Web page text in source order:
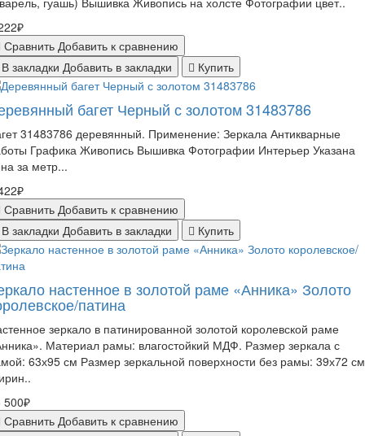
Сравнить Добавить к сравнению
закладки Добавить в закладки Купить
багет Черный с золотом 31483786
31483786 деревянный. Применение: Зеркала Антикварные
Графика Живопись Вышивка Фотографии Интерьер Указана
за метр...
Сравнить Добавить к сравнению
закладки Добавить в закладки Купить
настенное в золотой раме «Анника» Золото
патина
зеркало в патинированной золотой королевской раме
Материал рамы: влагостойкий МДФ. Размер зеркала с
63х95 см Размер зеркальной поверхности без рамы: 39х72 см
500₽
Сравнить Добавить к сравнению